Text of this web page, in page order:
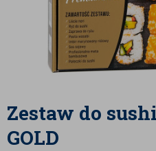
Zestaw do
GOLD